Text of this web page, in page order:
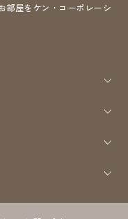
部屋をケン・コーポレーシ